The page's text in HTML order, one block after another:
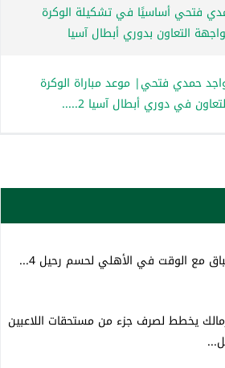
فتحي أساسيًا في تشكيلة الوكرة
التعاون بدوري أبطال آسيا
حمدي فتحي| موعد مباراة الوكرة
في دوري أبطال آسيا 2.....
مع الوقت في الأهلي لحسم رحيل 4...
يخطط لصرف جزء من مستحقات اللاعبين